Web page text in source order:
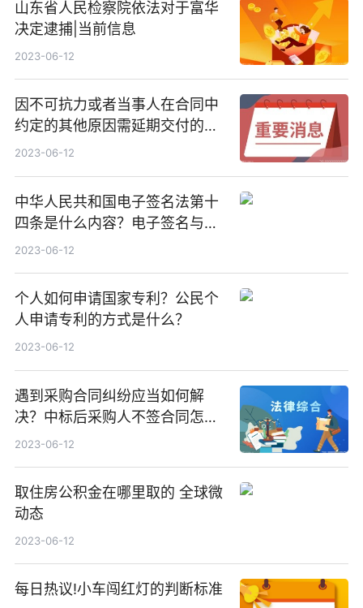
山东省人民检察院依法对于富华
决定逮捕|当前信息
2023-06-12
因不可抗力或者当事人在合同中
约定的其他原因需延期交付的怎
么处理？
2023-06-12
中华人民共和国电子签名法第十
四条是什么内容？电子签名与手
写签名的区别是什么？
2023-06-12
个人如何申请国家专利？公民个
人申请专利的方式是什么？
2023-06-12
遇到采购合同纠纷应当如何解
决？中标后采购人不签合同怎么
处罚？-环球热推荐
2023-06-12
取住房公积金在哪里取的 全球微
动态
2023-06-12
每日热议!小车闯红灯的判断标准